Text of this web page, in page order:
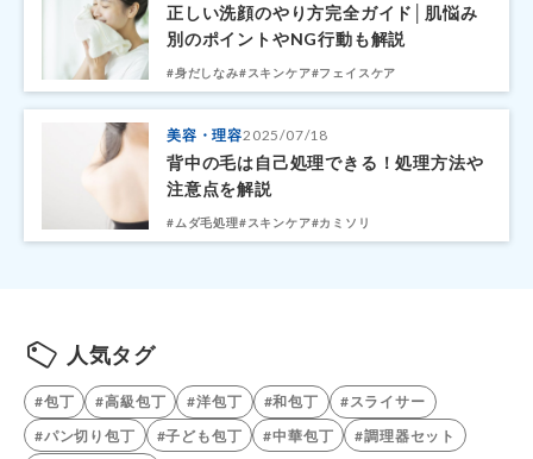
正しい洗顔のやり方完全ガイド│肌悩み
別のポイントやNG行動も解説
#身だしなみ#スキンケア#フェイスケア
美容・理容2025/07/18
背中の毛は自己処理できる！処理方法や
注意点を解説
#ムダ毛処理#スキンケア#カミソリ
人気タグ
#包丁 #高級包丁 #洋包丁 #和包丁
#スライサー
#パン切り包丁
#子ども包丁 #中華包丁
#調理器セット